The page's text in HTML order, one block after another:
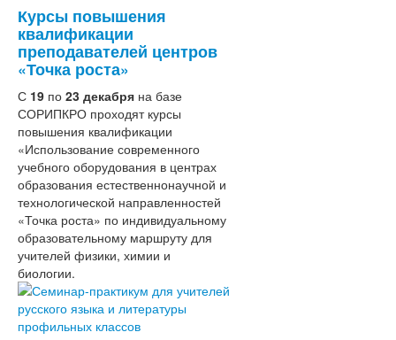
Система работы со школами с
низкими образовательными
результатами
профессионального развития
педагогических работников
Приказ МОиН РСО-Алания
Методические рекомендации
Программа
Сайт ВФСК ГТО
Подразделения
Ректорат
Организационно-
методический отдел
Кафедра педагогики и
психологии
Кафедра осетинского
Курсы повышения
квалификации
преподавателей центров
«Точка роста»
С 19 по 23 декабря на базе
СОРИПКРО проходят курсы
повышения квалификации
«Использование современного
учебного оборудования в центрах
образования естественнонаучной и
технологической направленностей
«Точка роста» по индивидуальному
образовательному маршруту для
учителей физики, химии и
биологии.